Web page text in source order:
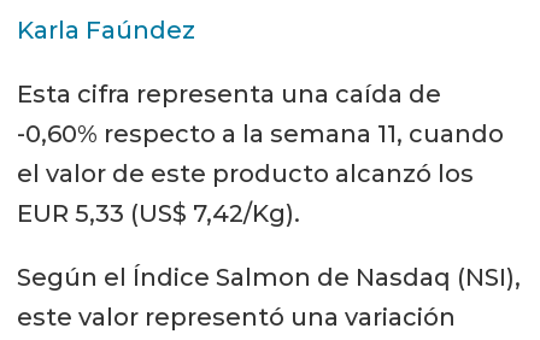
Karla Faúndez
Esta cifra representa una caída de
-0,60% respecto a la semana 11, cuando
el valor de este producto alcanzó los
EUR 5,33 (US$ 7,42/Kg).
Según el Índice Salmon de Nasdaq (NSI),
este valor representó una variación